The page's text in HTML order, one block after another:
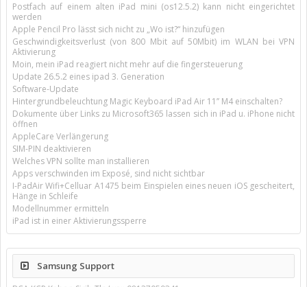
Postfach auf einem alten iPad mini (os12.5.2) kann nicht eingerichtet
werden
Apple Pencil Pro lässt sich nicht zu „Wo ist?“ hinzufügen
Geschwindigkeitsverlust (von 800 Mbit auf 50Mbit) im WLAN bei VPN
Aktivierung
Moin, mein iPad reagiert nicht mehr auf die fingersteuerung
Update 26.5.2 eines ipad 3. Generation
Software-Update
Hintergrundbeleuchtung Magic Keyboard iPad Air 11’’ M4 einschalten?
Dokumente über Links zu Microsoft365 lassen sich in iPad u. iPhone nicht
öffnen
AppleCare Verlängerung
SIM-PIN deaktivieren
Welches VPN sollte man installieren
Apps verschwinden im Exposé, sind nicht sichtbar
I-PadAir Wifi+Celluar A1475 beim Einspielen eines neuen iOS gescheitert,
Hänge in Schleife
Modellnummer ermitteln
iPad ist in einer Aktivierungssperre
Samsung Support